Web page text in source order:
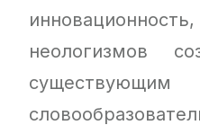
неологизмов
существующим